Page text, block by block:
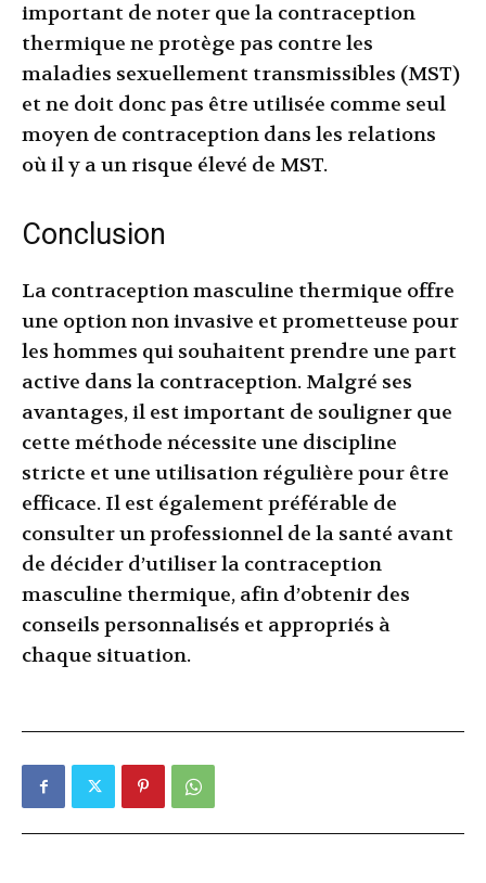
important de noter que la contraception
thermique ne protège pas contre les
maladies sexuellement transmissibles (MST)
et ne doit donc pas être utilisée comme seul
moyen de contraception dans les relations
où il y a un risque élevé de MST.
Conclusion
La contraception masculine thermique offre
une option non invasive et prometteuse pour
les hommes qui souhaitent prendre une part
active dans la contraception. Malgré ses
avantages, il est important de souligner que
cette méthode nécessite une discipline
stricte et une utilisation régulière pour être
efficace. Il est également préférable de
consulter un professionnel de la santé avant
de décider d’utiliser la contraception
masculine thermique, afin d’obtenir des
conseils personnalisés et appropriés à
chaque situation.